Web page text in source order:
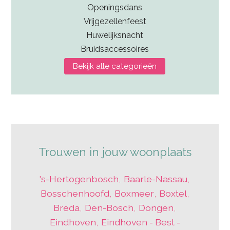
Openingsdans
Vrijgezellenfeest
Huwelijksnacht
Bruidsaccessoires
Bekijk alle categorieën
Trouwen in jouw woonplaats
's-Hertogenbosch Baarle-Nassau
Bosschenhoofd Boxmeer, Boxtel
Breda Den-Bosch Dongen
Eindhoven Eindhoven - Best -